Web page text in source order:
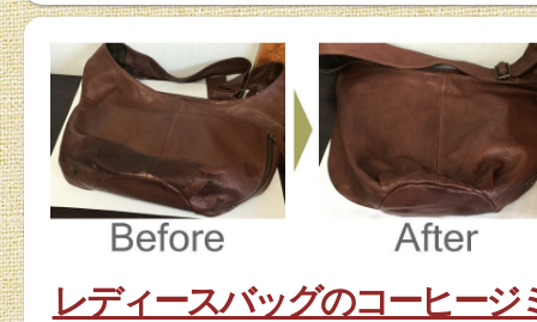
レディースバッグのコーヒージ